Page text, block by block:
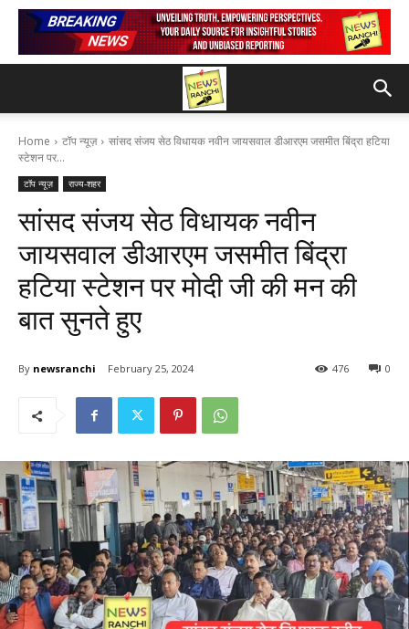
Home टॉप न्यूज़
सांसद संजय सेठ विधायक नवीन जायसवाल डीआरएम जसमीत बिंद्रा हटिया
स्टेशन पर...
टॉप न्यूज़ राज्य-शहर
सांसद संजय सेठ विधायक नवीन
जायसवाल डीआरएम जसमीत बिंद्रा
हटिया स्टेशन पर मोदी जी की मन की
बात सुनते हुए
By newsranchi February 25, 2024 0
476